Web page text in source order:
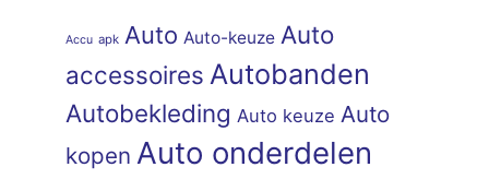
Accu apk Auto Auto-keuze Auto
accessoires Autobanden
Autobekleding Auto keuze Auto
kopen Auto onderdelen